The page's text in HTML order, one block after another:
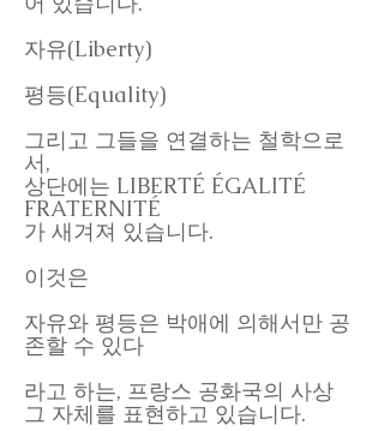
자유(Liberty)
평등(Equality)
그리고 그들을 연결하는 철학으로
서,
상단에는 LIBERTÉ ÉGALITÉ
FRATERNITÉ
가 새겨져 있습니다.
이것은
자유와 평등은 박애에 의해서만 공
존할 수 있다
라고 하는, 프랑스 공화국의 사상
그 자체를 표현하고 있습니다.